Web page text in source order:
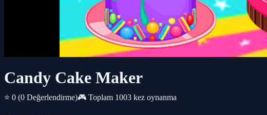
Candy Cake Maker
⭐ 0 (0 Değerlendirme)🎮 Toplam 1003 kez oynanma